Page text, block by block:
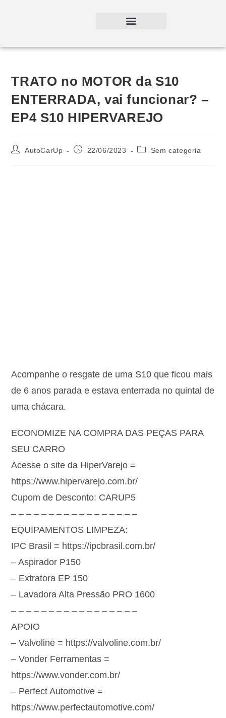
TRATO no MOTOR da S10
ENTERRADA, vai funcionar? –
EP4 S10 HIPERVAREJO
AutoCarUp 22/06/2023 Sem categoria
Acompanhe o resgate de uma S10 que ficou mais
de 6 anos parada e estava enterrada no quintal de
uma chácara.
ECONOMIZE NA COMPRA DAS PEÇAS PARA
SEU CARRO
Acesse o site da HiperVarejo =
https://www.hipervarejo.com.br/
Cupom de Desconto: CARUP5
– – – – – – – – – – – – – – – – –
EQUIPAMENTOS LIMPEZA:
IPC Brasil = https://ipcbrasil.com.br/
– Aspirador P150
– Extratora EP 150
– Lavadora Alta Pressão PRO 1600
– – – – – – – – – – – – – – – – –
APOIO
– Valvoline = https://valvoline.com.br/
– Vonder Ferramentas =
https://www.vonder.com.br/
– Perfect Automotive =
https://www.perfectautomotive.com/